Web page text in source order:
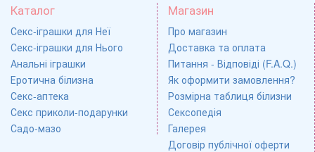
Каталог
Секс-іграшки для Неї
Секс-іграшки для Нього
Анальні іграшки
Еротична білизна
Секс-аптека
Секс приколи-подарунки
Садо-мазо
Магазин
Про магазин
Доставка та оплата
Питання - Відповіді (F.A.Q.)
Як оформити замовлення?
Розмірна таблиця білизни
Сексопедія
Галерея
Договір публічної оферти